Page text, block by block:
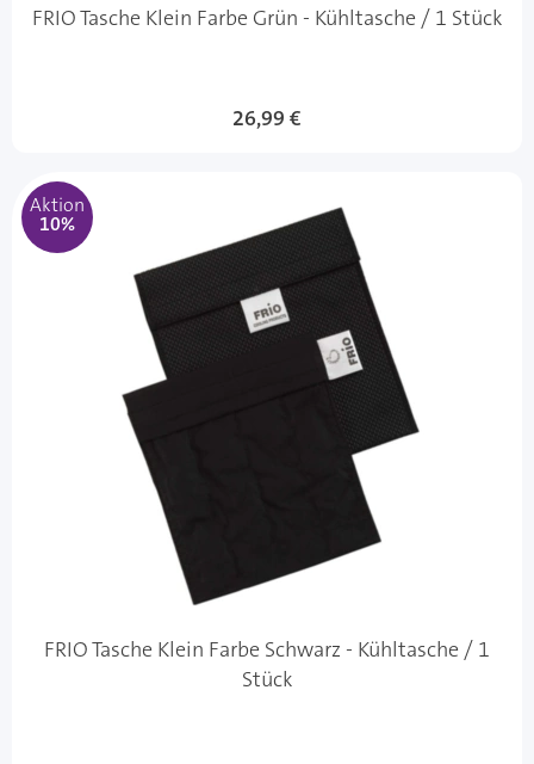
FRIO Tasche Klein Farbe Grün - Kühltasche / 1 Stück
Sonderangebot
26,99 €
Aktion
10%
FRIO Tasche Klein Farbe Schwarz - Kühltasche / 1
Stück